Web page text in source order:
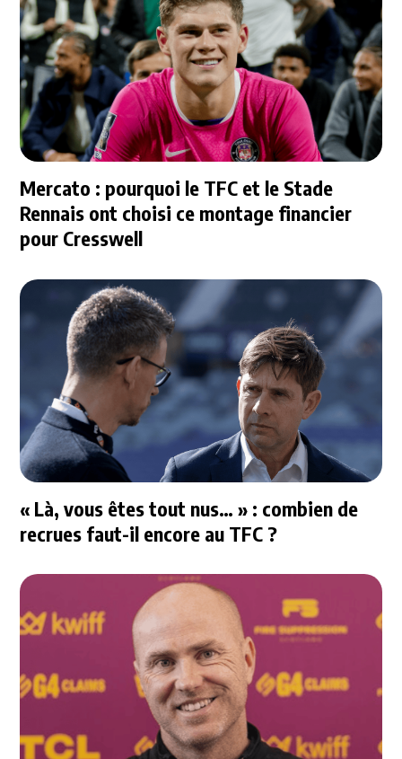
Mercato : pourquoi le TFC et le Stade
Rennais ont choisi ce montage financier
pour Cresswell
« Là, vous êtes tout nus… » : combien de
recrues faut-il encore au TFC ?